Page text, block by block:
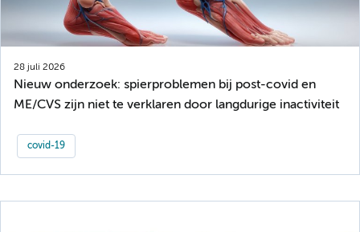
28 juli 2026
Nieuw onderzoek: spierproblemen bij post-covid en
ME/CVS zijn niet te verklaren door langdurige inactiviteit
covid-19